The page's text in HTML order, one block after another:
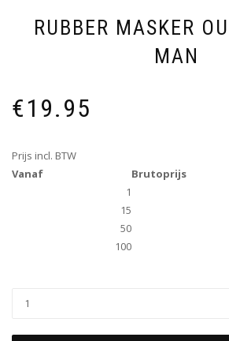
RUBBER MASKER
MAN
€19.95
Prijs incl. BTW
Vanaf
Brutoprijs
1
15
50
100